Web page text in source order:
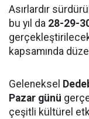
Asırlardır
bu yıl da 28-29-
kapsamında
Geleneksel
Pazar günü
çeşitli kültürel